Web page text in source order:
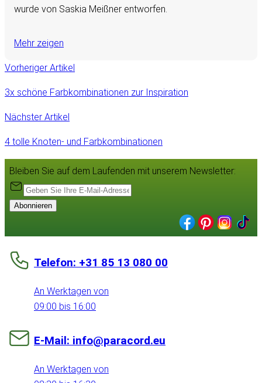
wurde von Saskia Meißner entworfen.
Mehr zeigen
Vorheriger Artikel
3x schöne Farbkombinationen zur Inspiration
Nächster Artikel
4 tolle Knoten- und Farbkombinationen
Bleiben Sie auf dem Laufenden mit unserem Newsletter:
Abonnieren
Telefon: +31 85 13 080 00
An Werktagen von
09:00 bis 16:00
E-Mail: info@paracord.eu
An Werktagen von